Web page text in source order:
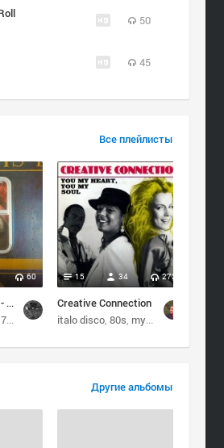
50
45
Все плейлисты
Silver Convention - Love In a Sleeper [1977] & Celi Bee - Fly Me On The Wings Of Love[1978]
60
70s hi-nrg
Creative Connection
15 272
34
italo disco 80s my italodisco
Другие альбомы